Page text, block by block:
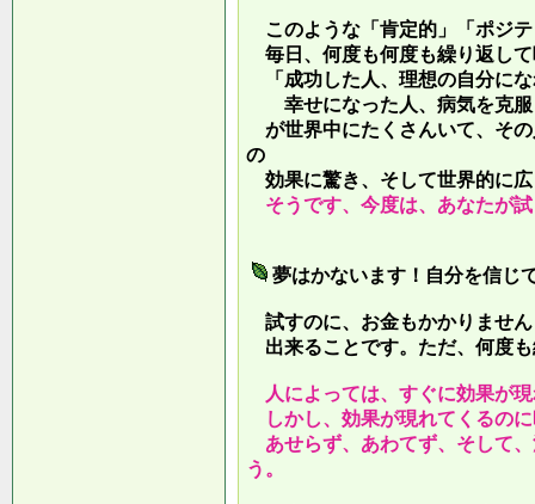
このような「肯定的」「ポジ
毎日、何度も何度も繰り返し
「成功した人、理想の自分に
幸せになった人、病気を克服
が世界中にたくさんいて、そ
の
効果に驚き、そして世界的に
そうです、今度は、あなたが
夢はかないます！自分を信じ
試すのに、お金もかかりませ
出来ることです。ただ、何度
人によっては、すぐに効果が
しかし、効果が現れてくるの
あせらず、あわてず、そして
う。